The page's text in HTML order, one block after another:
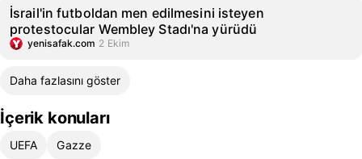
İsrail'in futboldan men edilmesini isteyen
protestocular Wembley Stadı'na yürüdü
yenisafak.com 2 Ekim
Daha fazlasını göster
İçerik konuları
UEFA Gazze